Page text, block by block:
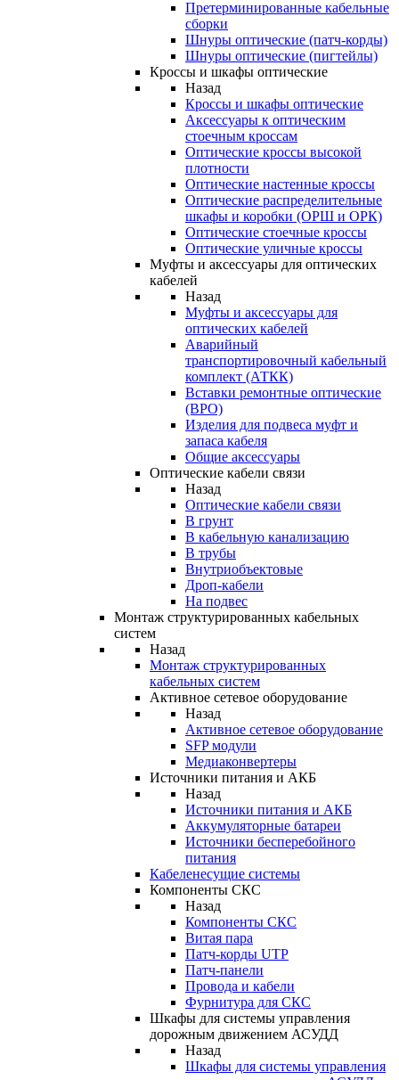
Претерминированные кабельные
сборки
Шнуры оптические (патч-корды)
Шнуры оптические (пигтейлы)
Кроссы и шкафы оптические
Назад
Кроссы и шкафы оптические
Аксессуары к оптическим
стоечным кроссам
Оптические кроссы высокой
плотности
Оптические настенные кроссы
Оптические распределительные
шкафы и коробки (ОРШ и ОРК)
Оптические стоечные кроссы
Оптические уличные кроссы
Муфты и аксессуары для оптических
кабелей
Назад
Муфты и аксессуары для
оптических кабелей
Аварийный
транспортировочный кабельный
комплект (АТКК)
Вставки ремонтные оптические
(ВРО)
Изделия для подвеса муфт и
запаса кабеля
Общие аксессуары
Оптические кабели связи
Назад
Оптические кабели связи
В грунт
В кабельную канализацию
В трубы
Внутриобъектовые
Дроп-кабели
На подвес
Монтаж структурированных кабельных
систем
Назад
Монтаж структурированных
кабельных систем
Активное сетевое оборудование
Назад
Активное сетевое оборудование
SFP модули
Медиаконвертеры
Источники питания и АКБ
Назад
Источники питания и АКБ
Аккумуляторные батареи
Источники бесперебойного
питания
Кабеленесущие системы
Компоненты СКС
Назад
Компоненты СКС
Витая пара
Патч-корды UTP
Патч-панели
Провода и кабели
Фурнитура для СКС
Шкафы для системы управления
дорожным движением АСУДД
Назад
Шкафы для системы управления